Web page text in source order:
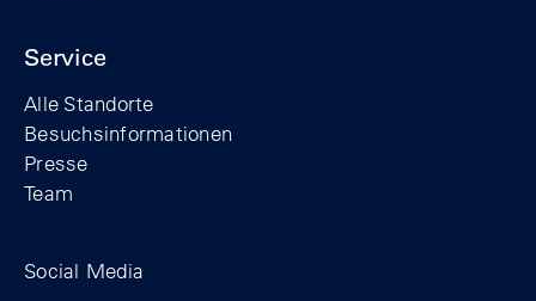
Service
Alle Standorte
Besuchsinformationen
Presse
Team
Social Media